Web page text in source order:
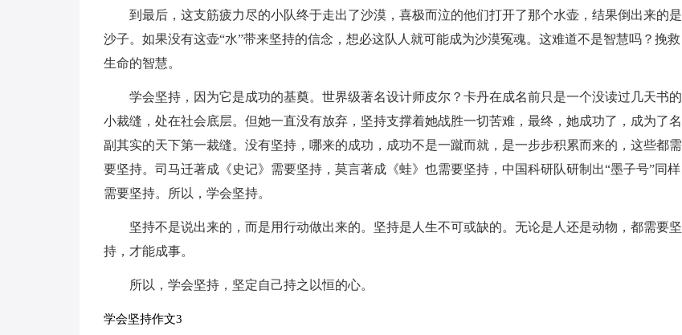
到最后，这支筋疲力尽的小队终于走出了沙漠，喜极而泣的他们打开了那个水壶，结果倒出来的是
沙子。如果没有这壶“水”带来坚持的信念，想必这队人就可能成为沙漠冤魂。这难道不是智慧吗？挽救
生命的智慧。
学会坚持，因为它是成功的基奠。世界级著名设计师皮尔？卡丹在成名前只是一个没读过几天书的
小裁缝，处在社会底层。但她一直没有放弃，坚持支撑着她战胜一切苦难，最终，她成功了，成为了名
副其实的天下第一裁缝。没有坚持，哪来的成功，成功不是一蹴而就，是一步步积累而来的，这些都需
要坚持。司马迁著成《史记》需要坚持，莫言著成《蛙》也需要坚持，中国科研队研制出“墨子号”同样
需要坚持。所以，学会坚持。
坚持不是说出来的，而是用行动做出来的。坚持是人生不可或缺的。无论是人还是动物，都需要坚
持，才能成事。
所以，学会坚持，坚定自己持之以恒的心。
学会坚持作文3